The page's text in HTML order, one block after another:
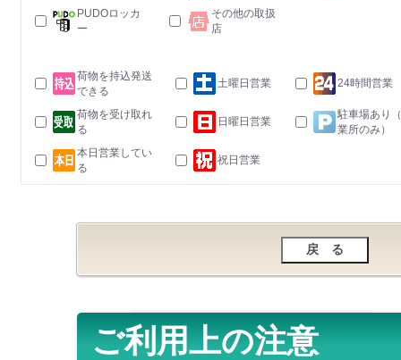
PUDOロッカ
ー
その他の取扱
店
荷物を持込発送
できる
土曜日営業 24時間営業
荷物を受け取れ
る
日曜日営業
駐車場あり
業所のみ）
本日営業してい
る
祝日営業
ご利用上の注意